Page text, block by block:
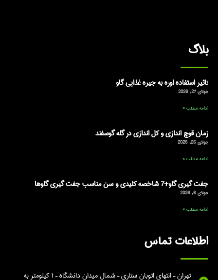
بلاگ
تاثیر استفاده اوره به جیره غذایی گاو
جولای 27, 2026
ادامه مطلب »
زمان قوچ اندازی و کل اندازی در گله گوسفند
جولای 26, 2026
ادامه مطلب »
جفت گیری گاو+7 شاخصه کلیدی و سن مناسب جفت گیری گاوها
جولای 6, 2026
ادامه مطلب »
اطلاعات تماس
تهران – انتهای اتوبان ستاری – شمال میدان دانشگاه – ۱ کیلومتر به